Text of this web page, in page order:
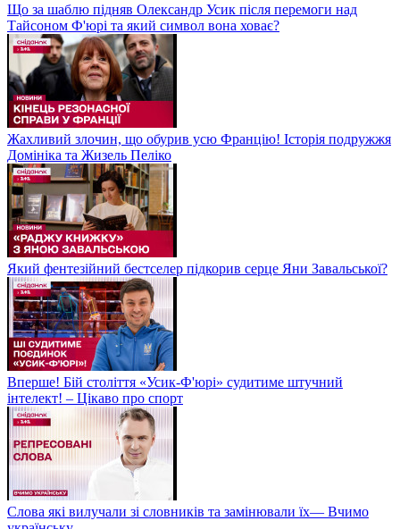
Що за шаблю підняв Олександр Усик після перемоги над
Тайсоном Ф'юрі та який символ вона ховає?
Жахливий злочин, що обурив усю Францію! Історія подружжя
Домініка та Жизель Пеліко
Який фентезійний бестселер підкорив серце Яни Завальської?
Вперше! Бій століття «Усик-Ф'юрі» судитиме штучний
інтелект! – Цікаво про спорт
Слова які вилучали зі словників та замінювали їх— Вчимо